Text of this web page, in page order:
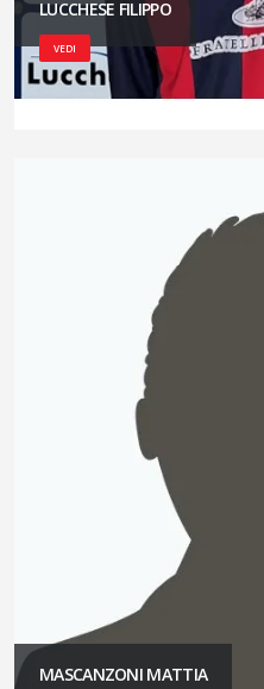
LUCCHESE FILIPPO
VEDI
MASCANZONI MATTIA